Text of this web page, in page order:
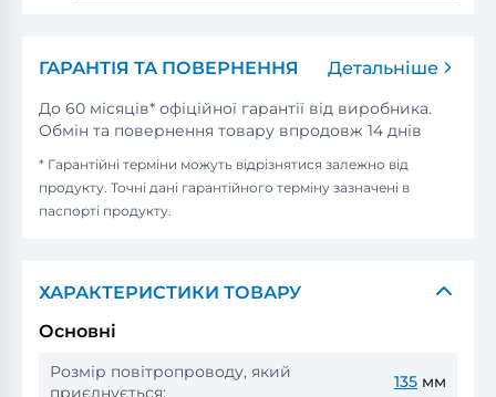
ГАРАНТІЯ ТА ПОВЕРНЕННЯ Детальніше
До 60 місяців* офіційної гарантії від виробника.
Обмін та повернення товару впродовж 14 днів
* Гарантійні терміни можуть відрізнятися залежно від
продукту. Точні дані гарантійного терміну зазначені в
паспорті продукту.
ХАРАКТЕРИСТИКИ ТОВАРУ
Основні
Розмір повітропроводу, який
приєднується:
135 мм